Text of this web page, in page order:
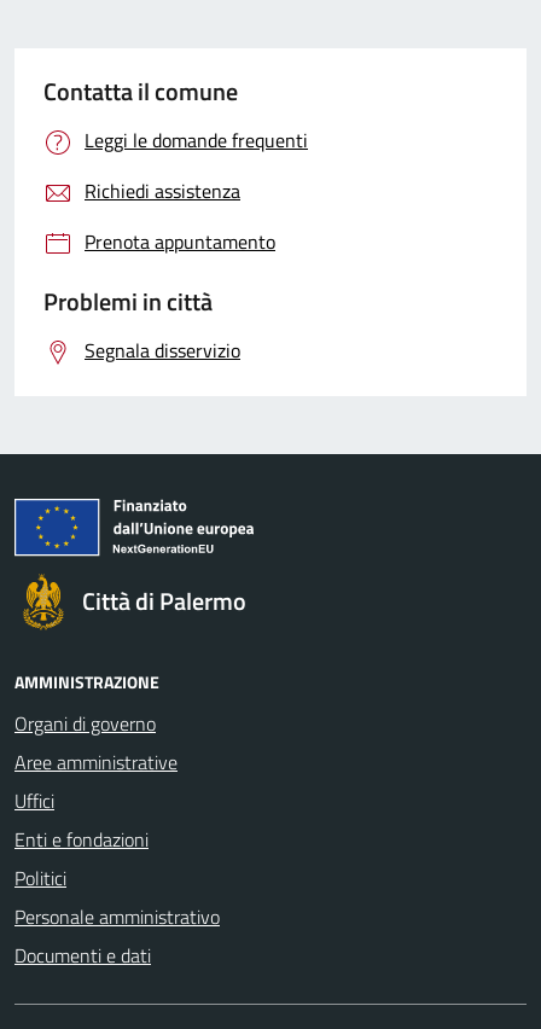
Contatta il comune
Leggi le domande frequenti
Richiedi assistenza
Prenota appuntamento
Problemi in città
Segnala disservizio
Città di Palermo
AMMINISTRAZIONE
Organi di governo
Aree amministrative
Uffici
Enti e fondazioni
Politici
Personale amministrativo
Documenti e dati